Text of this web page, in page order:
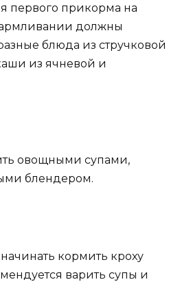
первого прикорма на
должны
блюда из стручковой
из ячневой и
овощными супами,
блендером.
кормить кроху
варить супы и